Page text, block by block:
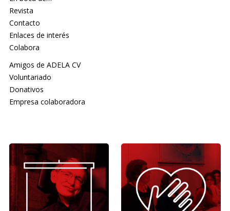
Revista
Contacto
Enlaces de interés
Colabora
Amigos de ADELA CV
Voluntariado
Donativos
Empresa colaboradora